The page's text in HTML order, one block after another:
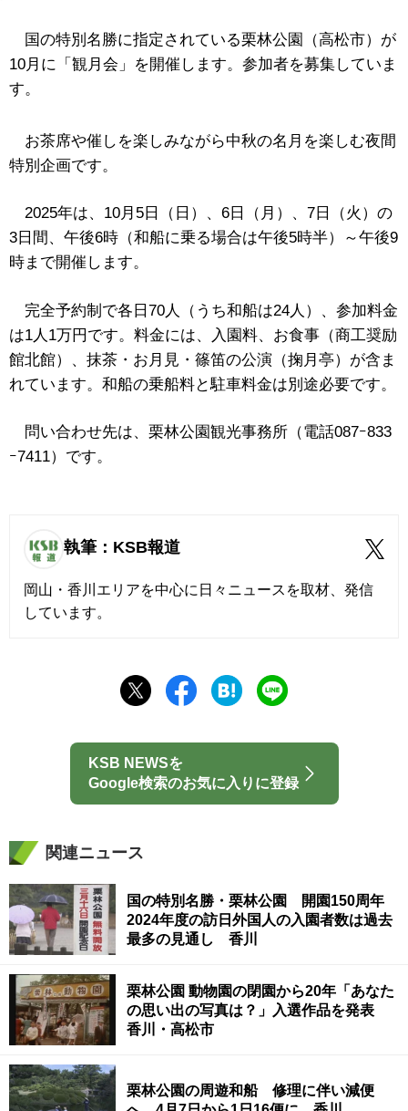
国の特別名勝に指定されている栗林公園（高松市）が
10月に「観月会」を開催します。参加者を募集していま
す。
お茶席や催しを楽しみながら中秋の名月を楽しむ夜間
特別企画です。
2025年は、10月5日（日）、6日（月）、7日（火）の
3日間、午後6時（和船に乗る場合は午後5時半）～午後9
時まで開催します。
完全予約制で各日70人（うち和船は24人）、参加料金
は1人1万円です。料金には、入園料、お食事（商工奨励
館北館）、抹茶・お月見・篠笛の公演（掬月亭）が含ま
れています。和船の乗船料と駐車料金は別途必要です。
問い合わせ先は、栗林公園観光事務所（電話087ｰ833
ｰ7411）です。
執筆：KSB報道
岡山・香川エリアを中心に日々ニュースを取材、発信
しています。
KSB NEWSを
Google検索のお気に入りに登録
関連ニュース
国の特別名勝・栗林公園 開園150周年
2024年度の訪日外国人の入園者数は過去
最多の見通し 香川
栗林公園 動物園の閉園から20年「あなた
の思い出の写真は？」入選作品を発表
香川・高松市
栗林公園の周遊和船 修理に伴い減便